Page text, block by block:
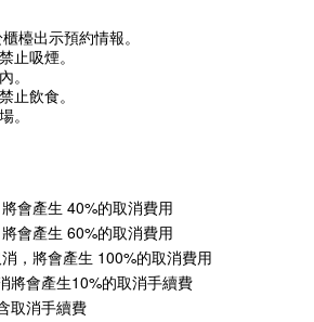
檯出示預約情報。
止吸煙。
。
止飲食。
。
會產生 40%的取消費用
會產生 60%的取消費用
，將會產生 100%的取消費用
將會產生10%的取消手續費
取消手續費